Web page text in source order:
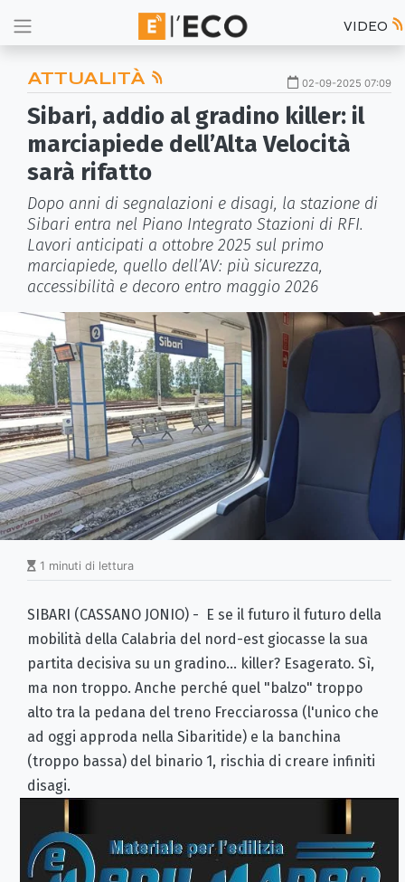
VIDEO
ATTUALITÀ 02-09-2025 07:09
Sibari, addio al gradino killer: il
marciapiede dell’Alta Velocità
sarà rifatto
Dopo anni di segnalazioni e disagi, la stazione di
Sibari entra nel Piano Integrato Stazioni di RFI.
Lavori anticipati a ottobre 2025 sul primo
marciapiede, quello dell’AV: più sicurezza,
accessibilità e decoro entro maggio 2026
1 minuti di lettura
SIBARI (CASSANO JONIO) - E se il futuro il futuro della
mobilità della Calabria del nord-est giocasse la sua
partita decisiva su un gradino... killer? Esagerato. Sì,
ma non troppo. Anche perché quel "balzo" troppo
alto tra la pedana del treno Frecciarossa (l'unico che
ad oggi approda nella Sibaritide) e la banchina
(troppo bassa) del binario 1, rischia di creare infiniti
disagi.